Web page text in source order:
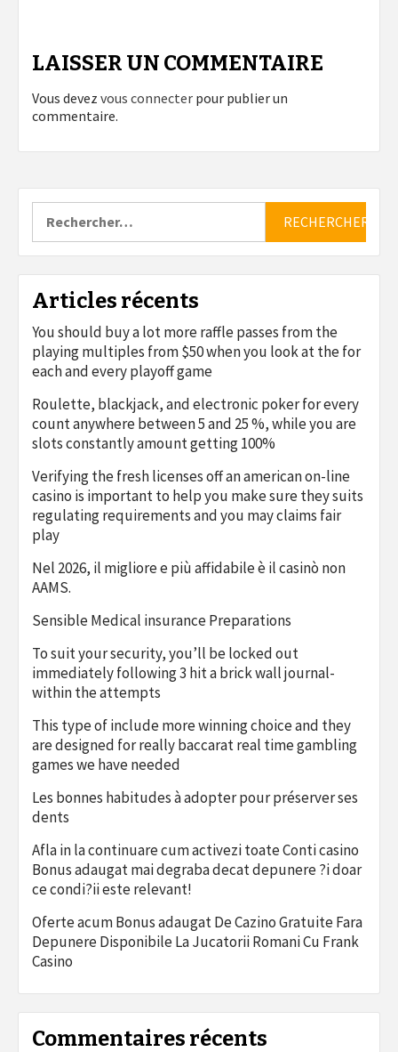
LAISSER UN COMMENTAIRE
Vous devez vous connecter pour publier un
commentaire.
Articles récents
You should buy a lot more raffle passes from the
playing multiples from $50 when you look at the for
each and every playoff game
Roulette, blackjack, and electronic poker for every
count anywhere between 5 and 25 %, while you are
slots constantly amount getting 100%
Verifying the fresh licenses off an american on-line
casino is important to help you make sure they suits
regulating requirements and you may claims fair
play
Nel 2026, il migliore e più affidabile è il casinò non
AAMS.
Sensible Medical insurance Preparations
To suit your security, you’ll be locked out
immediately following 3 hit a brick wall journal-
within the attempts
This type of include more winning choice and they
are designed for really baccarat real time gambling
games we have needed
Les bonnes habitudes à adopter pour préserver ses
dents
Afla in la continuare cum activezi toate Conti casino
Bonus adaugat mai degraba decat depunere ?i doar
ce condi?ii este relevant!
Oferte acum Bonus adaugat De Cazino Gratuite Fara
Depunere Disponibile La Jucatorii Romani Cu Frank
Casino
Commentaires récents